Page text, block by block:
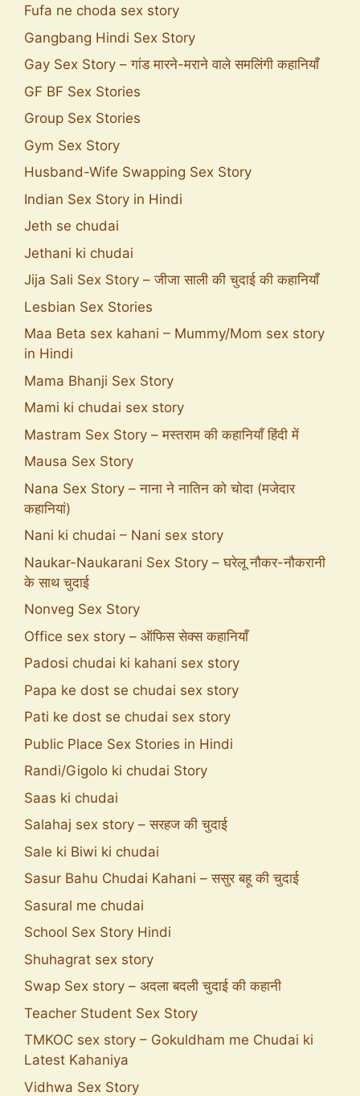
Fufa ne choda sex story
Gangbang Hindi Sex Story
Gay Sex Story – गांड मारने-मराने वाले समलिंगी कहानियाँ
GF BF Sex Stories
Group Sex Stories
Gym Sex Story
Husband-Wife Swapping Sex Story
Indian Sex Story in Hindi
Jeth se chudai
Jethani ki chudai
Jija Sali Sex Story – जीजा साली की चुदाई की कहानियाँ
Lesbian Sex Stories
Maa Beta sex kahani – Mummy/Mom sex story
in Hindi
Mama Bhanji Sex Story
Mami ki chudai sex story
Mastram Sex Story – मस्तराम की कहानियाँ हिंदी में
Mausa Sex Story
Nana Sex Story – नाना ने नातिन को चोदा (मजेदार
कहानियां)
Nani ki chudai – Nani sex story
Naukar-Naukarani Sex Story – घरेलू नौकर-नौकरानी
के साथ चुदाई
Nonveg Sex Story
Office sex story – ऑफिस सेक्स कहानियाँ
Padosi chudai ki kahani sex story
Papa ke dost se chudai sex story
Pati ke dost se chudai sex story
Public Place Sex Stories in Hindi
Randi/Gigolo ki chudai Story
Saas ki chudai
Salahaj sex story – सरहज की चुदाई
Sale ki Biwi ki chudai
Sasur Bahu Chudai Kahani – ससुर बहू की चुदाई
Sasural me chudai
School Sex Story Hindi
Shuhagrat sex story
Swap Sex story – अदला बदली चुदाई की कहानी
Teacher Student Sex Story
TMKOC sex story – Gokuldham me Chudai ki
Latest Kahaniya
Vidhwa Sex Story